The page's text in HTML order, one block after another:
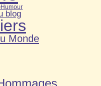
Humour
blog
Monde